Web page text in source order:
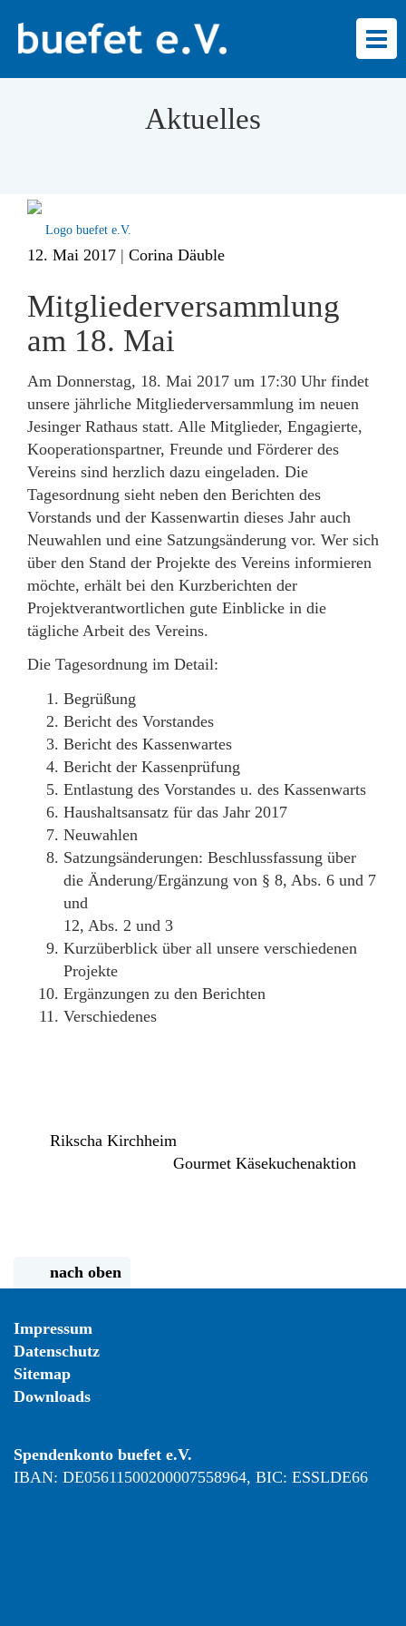
Aktuelles
Logo buefet e.V.
12. Mai 2017 | Corina Däuble
Mitgliederversammlung
am 18. Mai
Am Donnerstag, 18. Mai 2017 um 17:30 Uhr findet
unsere jährliche Mitgliederversammlung im neuen
Jesinger Rathaus statt. Alle Mitglieder, Engagierte,
Kooperationspartner, Freunde und Förderer des
Vereins sind herzlich dazu eingeladen. Die
Tagesordnung sieht neben den Berichten des
Vorstands und der Kassenwartin dieses Jahr auch
Neuwahlen und eine Satzungsänderung vor. Wer sich
über den Stand der Projekte des Vereins informieren
möchte, erhält bei den Kurzberichten der
Projektverantwortlichen gute Einblicke in die
tägliche Arbeit des Vereins.
Die Tagesordnung im Detail:
Begrüßung
Bericht des Vorstandes
Bericht des Kassenwartes
Bericht der Kassenprüfung
Entlastung des Vorstandes u. des Kassenwarts
Haushaltsansatz für das Jahr 2017
Neuwahlen
Satzungsänderungen: Beschlussfassung über
die Änderung/Ergänzung von § 8, Abs. 6 und 7
und
12, Abs. 2 und 3
Kurzüberblick über all unsere verschiedenen
Projekte
Ergänzungen zu den Berichten
Verschiedenes
Rikscha Kirchheim
Gourmet Käsekuchenaktion
nach oben
Impressum
Datenschutz
Sitemap
Downloads
Spendenkonto buefet e.V.
IBAN: DE05611500200007558964, BIC: ESSLDE66